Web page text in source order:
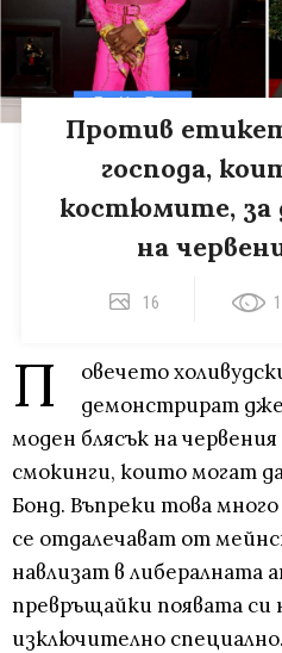
Против
господа,
костюмите, за
на
16
П
овечето
демонстрират
моден блясък на
смокинги, които могат
Бонд. Въпреки това
се отдалечават от
навлизат в либералната
превръщайки появата си
изключително специално.